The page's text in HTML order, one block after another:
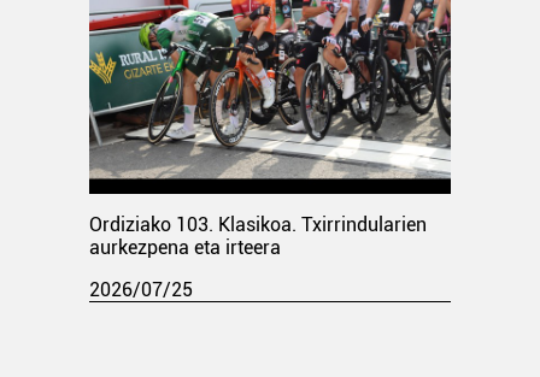
Ordiziako 103. Klasikoa. Txirrindularien
aurkezpena eta irteera
2026/07/25